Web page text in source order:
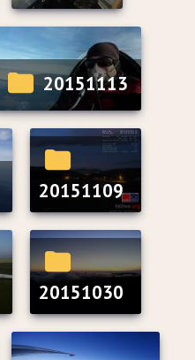
20151113
20151109
20151030